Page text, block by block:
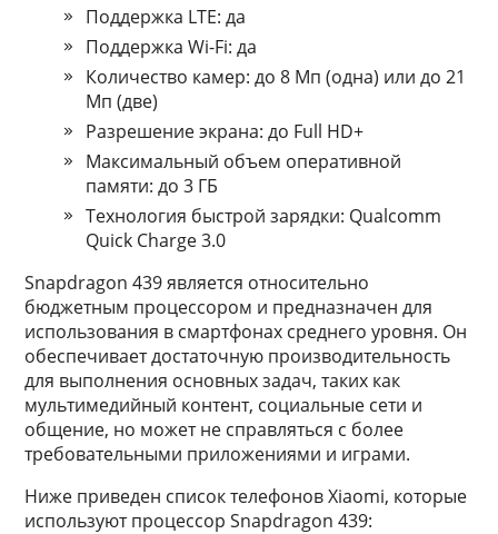
Поддержка LTE: да
Поддержка Wi-Fi: да
Количество камер: до 8 Мп (одна) или до 21
Мп (две)
Разрешение экрана: до Full HD+
Максимальный объем оперативной
памяти: до 3 ГБ
Технология быстрой зарядки: Qualcomm
Quick Charge 3.0
Snapdragon 439 является относительно
бюджетным процессором и предназначен для
использования в смартфонах среднего уровня. Он
обеспечивает достаточную производительность
для выполнения основных задач, таких как
мультимедийный контент, социальные сети и
общение, но может не справляться с более
требовательными приложениями и играми.
Ниже приведен список телефонов Xiaomi, которые
используют процессор Snapdragon 439: